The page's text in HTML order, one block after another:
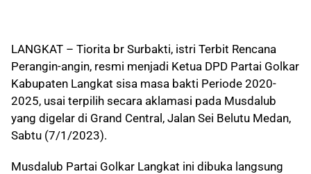
LANGKAT – Tiorita br Surbakti, istri Terbit Rencana
Perangin-angin, resmi menjadi Ketua DPD Partai Golkar
Kabupaten Langkat sisa masa bakti Periode 2020-
2025, usai terpilih secara aklamasi pada Musdalub
yang digelar di Grand Central, Jalan Sei Belutu Medan,
Sabtu (7/1/2023).
Musdalub Partai Golkar Langkat ini dibuka langsung